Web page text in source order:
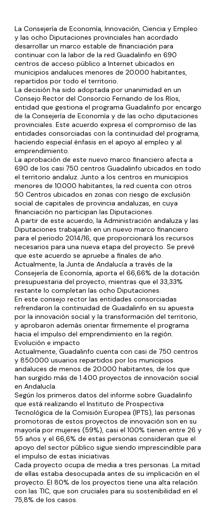
La Consejería de Economía, Innovación, Ciencia y Empleo
y las ocho Diputaciones provinciales han acordado
desarrollar un marco estable de financiación para
continuar con la labor de la red Guadalinfo en 690
centros de acceso público a Internet ubicados en
municipios andaluces menores de 20.000 habitantes,
repartidos por todo el territorio.
La decisión ha sido adoptada por unanimidad en un
Consejo Rector del Consorcio Fernando de los Ríos,
entidad que gestiona el programa Guadalinfo por encargo
de la Consejería de Economía y de las ocho diputaciones
provinciales. Este acuerdo expresa el compromiso de las
entidades consorciadas con la continuidad del programa,
haciendo especial énfasis en el apoyo al empleo y al
emprendimiento.
La aprobación de este nuevo marco financiero afecta a
690 de los casi 750 centros Guadalinfo ubicados en todo
el territorio andaluz. Junto a los centros en municipios
menores de 10.000 habitantes, la red cuenta con otros
50 Centros ubicados en zonas con riesgo de exclusión
social de capitales de provincia andaluzas, en cuya
financiación no participan las Diputaciones.
A partir de este acuerdo, la Administración andaluza y las
Diputaciones trabajarán en un nuevo marco financiero
para el periodo 2014/16, que proporcionará los recursos
necesarios para una nueva etapa del proyecto. Se prevé
que este acuerdo se apruebe a finales de año.
Actualmente, la Junta de Andalucía a través de la
Consejería de Economía, aporta el 66,66% de la dotación
presupuestaria del proyecto, mientras que el 33,33%
restante lo completan las ocho Diputaciones.
En este consejo rector las entidades consorciadas
refrendaron la continuidad de Guadalinfo en su apuesta
por la innovación social y la transformación del territorio,
y aprobaron además orientar firmemente el programa
hacia el impulso del emprendimiento en la región.
Evolución e impacto
Actualmente, Guadalinfo cuenta con casi de 750 centros
y 850.000 usuarios repartidos por los municipios
andaluces de menos de 20.000 habitantes, de los que
han surgido más de 1.400 proyectos de innovación social
en Andalucía.
Según los primeros datos del informe sobre Guadalinfo
que está realizando el Instituto de Prospectiva
Tecnológica de la Comisión Europea (IPTS), las personas
promotoras de estos proyectos de innovación son en su
mayoría por mujeres (59%), casi el 100% tienen entre 26 y
55 años y el 66,6% de estas personas consideran que el
apoyo del sector público sigue siendo imprescindible para
el impulso de estas iniciativas.
Cada proyecto ocupa de media a tres personas. La mitad
de ellas estaba desocupada antes de su implicación en el
proyecto. El 80% de los proyectos tiene una alta relación
con las TIC, que son cruciales para su sostenibilidad en el
75,8% de los casos.